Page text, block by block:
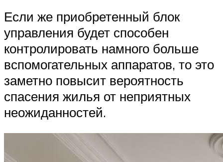
Если же приобретенный блок
управления будет способен
контролировать намного больше
вспомогательных аппаратов, то это
заметно повысит вероятность
спасения жилья от неприятных
неожиданностей.